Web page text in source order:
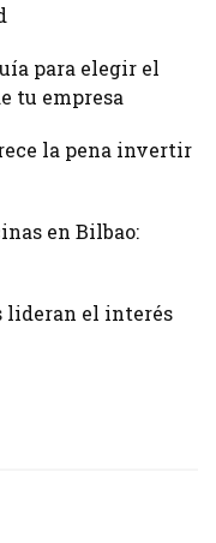
para elegir el
tu empresa
la pena invertir
en Bilbao:
lideran el interés